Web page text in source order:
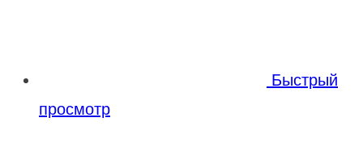
Быстрый
просмотр